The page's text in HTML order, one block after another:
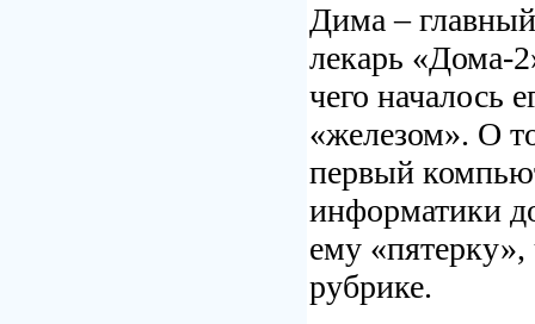
Дима –
лекарь «Дома-2
чего началось
«железом». О
первый
информатики
ему «пятерку»,
рубрике.